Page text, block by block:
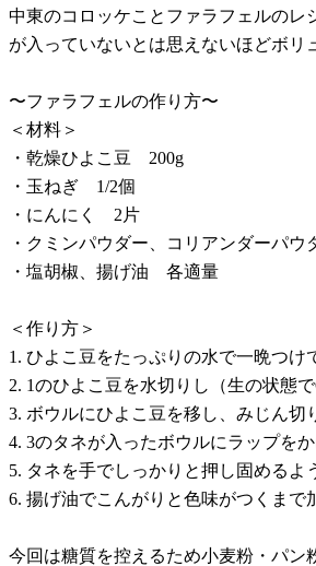
中東のコロッケことファラフェルのレ
が入っていないとは思えないほどボリ
〜ファラフェルの作り方〜
＜材料＞
・乾燥ひよこ豆 200g
・玉ねぎ 1/2個
・にんにく 2片
・クミンパウダー、コリアンダーパ
・塩胡椒、揚げ油 各適量
＜作り方＞
1. ひよこ豆をたっぷりの水で一晩つけ
2. 1のひよこ豆を水切りし（生の状態
3. ボウルにひよこ豆を移し、みじん切
4. 3のタネが入ったボウルにラップを
5. タネを手でしっかりと押し固めるよ
6. 揚げ油でこんがりと色味がつくまで
今回は糖質を控えるため小麦粉・パン